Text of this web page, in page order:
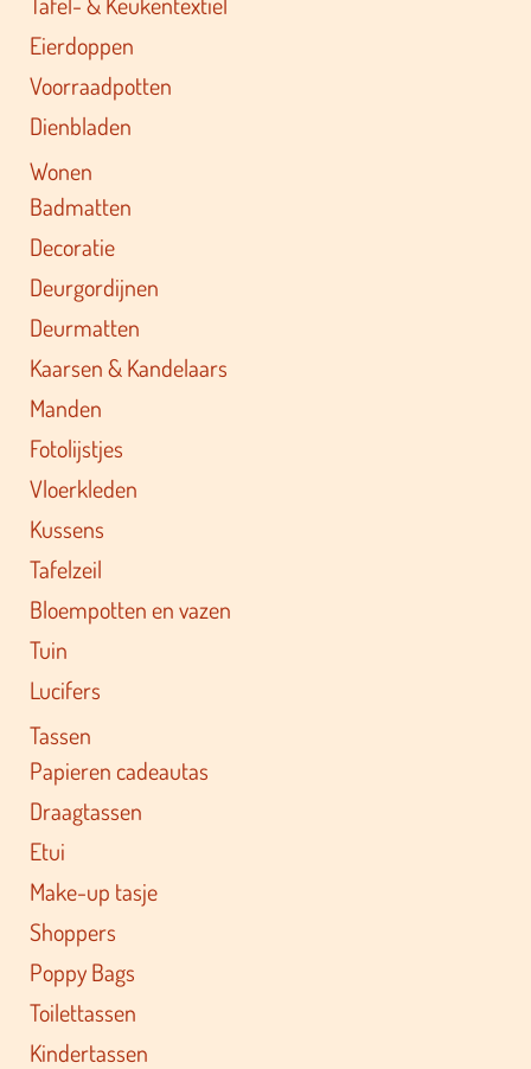
Eierdoppen
Voorraadpotten
Dienbladen
Wonen
Badmatten
Decoratie
Deurgordijnen
Deurmatten
Kaarsen & Kandelaars
Manden
Fotolijstjes
Vloerkleden
Kussens
Tafelzeil
Bloempotten en vazen
Tuin
Lucifers
Tassen
Papieren cadeautas
Draagtassen
Etui
Make-up tasje
Shoppers
Poppy Bags
Toilettassen
Kindertassen